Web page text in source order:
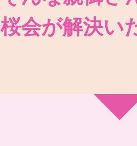
会が解決い